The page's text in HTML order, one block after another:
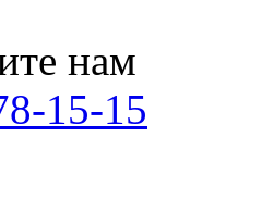
нам
15-15